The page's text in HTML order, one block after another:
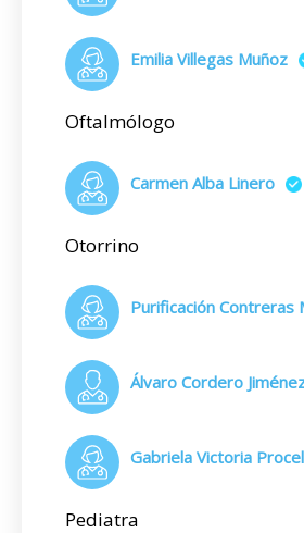
Emilia Villegas Muñoz
Oftalmólogo
Carmen Alba Linero
Otorrino
Purificación Contreras
Álvaro Cordero
Gabriela Victoria
Pediatra